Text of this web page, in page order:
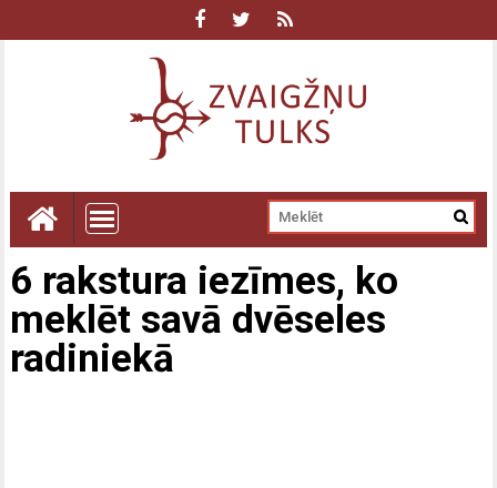
6 rakstura iezīmes, ko
meklēt savā dvēseles
radiniekā